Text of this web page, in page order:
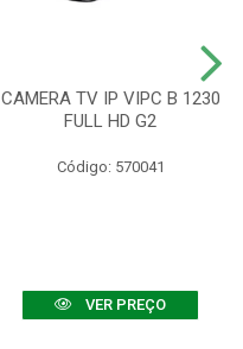
CAMERA TV IP VIPC B 1230
FULL HD G2
Código: 570041
VER PREÇO